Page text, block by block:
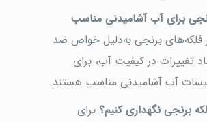
برای آب آشامیدنی مناسب
فلکه‌های برنجی به‌دلیل خواص ضد
تغییرات در کیفیت آب، برای
آب آشامیدنی مناسب هستند.
برنجی نگهداری کنیم؟برای